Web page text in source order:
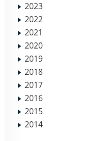
2023
2022
2021
2020
2019
2018
2017
2016
2015
2014